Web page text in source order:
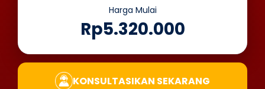
Harga Mulai
Rp5.320.000
KONSULTASIKAN SEKARANG